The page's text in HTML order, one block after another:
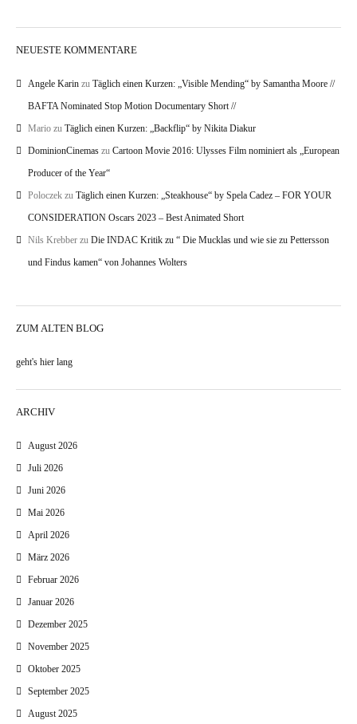
NEUESTE KOMMENTARE
Angele Karin zu Täglich einen Kurzen: „Visible Mending“ by Samantha Moore //
BAFTA Nominated Stop Motion Documentary Short //
Mario zu Täglich einen Kurzen: „Backflip“ by Nikita Diakur
DominionCinemas zu Cartoon Movie 2016: Ulysses Film nominiert als „European
Producer of the Year“
Poloczek zu Täglich einen Kurzen: „Steakhouse“ by Spela Cadez – FOR YOUR
CONSIDERATION Oscars 2023 – Best Animated Short
Nils Krebber zu Die INDAC Kritik zu “ Die Mucklas und wie sie zu Pettersson
und Findus kamen“ von Johannes Wolters
ZUM ALTEN BLOG
geht's hier lang
ARCHIV
August 2026
Juli 2026
Juni 2026
Mai 2026
April 2026
März 2026
Februar 2026
Januar 2026
Dezember 2025
November 2025
Oktober 2025
September 2025
August 2025